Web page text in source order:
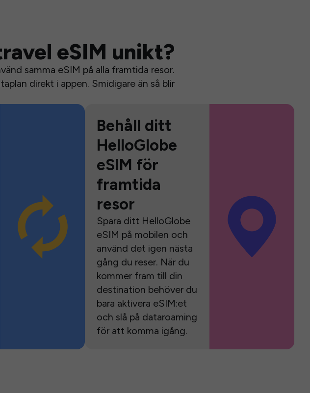
eSIM unikt?
samma eSIM på alla framtida resor.
direkt i appen. Smidigare än så blir
Behåll ditt
HelloGlobe
eSIM för
framtida
resor
Spara ditt HelloGlobe
eSIM på mobilen och
använd det igen nästa
gång du reser. När du
kommer fram till din
destination behöver du
bara aktivera eSIM:et
och slå på dataroaming
för att komma igång.